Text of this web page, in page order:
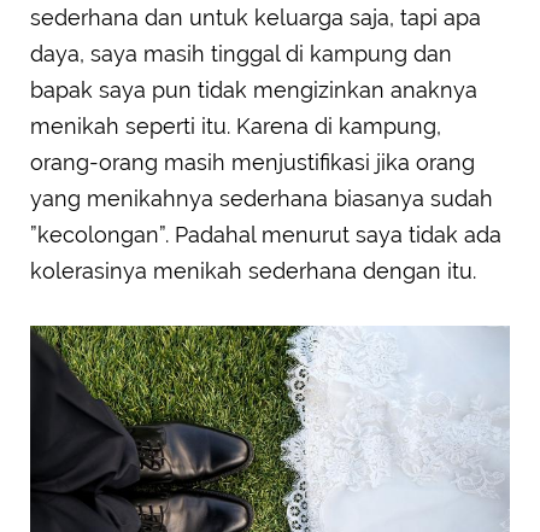
sederhana dan untuk keluarga saja, tapi apa
daya, saya masih tinggal di kampung dan
bapak saya pun tidak mengizinkan anaknya
menikah seperti itu. Karena di kampung,
orang-orang masih menjustifikasi jika orang
yang menikahnya sederhana biasanya sudah
”kecolongan”. Padahal menurut saya tidak ada
kolerasinya menikah sederhana dengan itu.